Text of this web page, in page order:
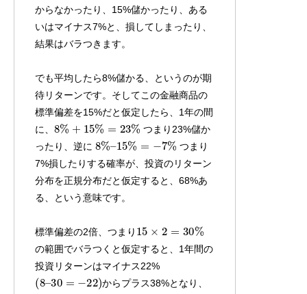
からなかったり、15%儲かったり、ある
いはマイナス7%と、損してしまったり、
結果はバラつきます。
でも平均したら8%儲かる、というのが期
待リターンです。そしてこの金融商品の
標準偏差を15%だと仮定したら、1年の間
に、 8% + 15 %= %
つまり23%儲か
ったり、逆に 8% –15% %
つまり
7%損したりする確率が、投資のリターン
分布を正規分布だと仮定すると、68%あ
る、という意味です。
標準偏差の2倍、つまり 15 = %
の範囲でバラつくと仮定すると、1年間の
投資リターンはマイナス22%
(8 30 22)
からプラス38%となり、